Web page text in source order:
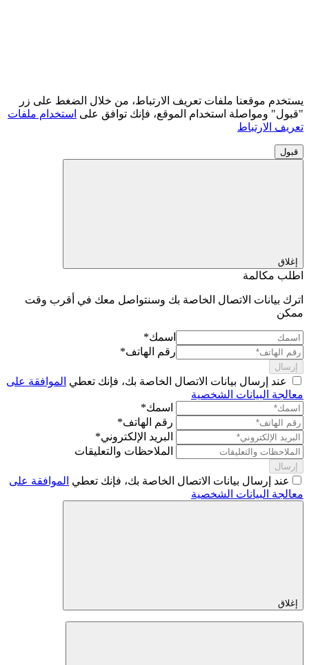
يستخدم موقعنا ملفات تعريف الارتباط، من خلال الضغط على زر
"قبول" ومواصلة استخدام الموقع، فإنك توافق على استخدام ملفات
تعريف الارتباط
قبول
إغلاق
اطلب مكالمة
اترك بيانات الاتصال الخاصة بك وسنتواصل معك في أقرب وقت
ممكن
اسمك*
رقم الهاتف*
إرسال
عند إرسال بيانات الاتصال الخاصة بك، فإنك تعطي الموافقة على
معالجة البيانات الشخصية
اسمك*
رقم الهاتف*
البريد الإلكتروني*
الملاحظات والتعليقات
إرسال
عند إرسال بيانات الاتصال الخاصة بك، فإنك تعطي الموافقة على
معالجة البيانات الشخصية
إغلاق